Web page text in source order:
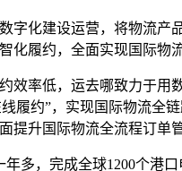
字化建设运营，将物流
履约，全面实现国际物
效率低，运去哪致力于
履约”，实现国际物流
提升国际物流全流程订单
多，完成全球1200个港